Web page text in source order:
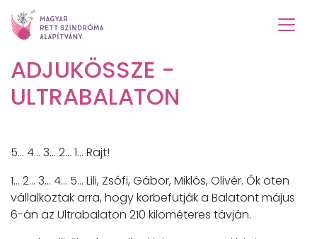
ADJUKÖSSZE -
ULTRABALATON
5... 4... 3... 2... 1... Rajt!
1... 2... 3... 4... 5... Lili, Zsófi, Gábor, Miklós, Olivér. Ők öten
vállalkoztak arra, hogy körbefutják a Balatont május
6-án az Ultrabalaton 210 kilométeres távján.